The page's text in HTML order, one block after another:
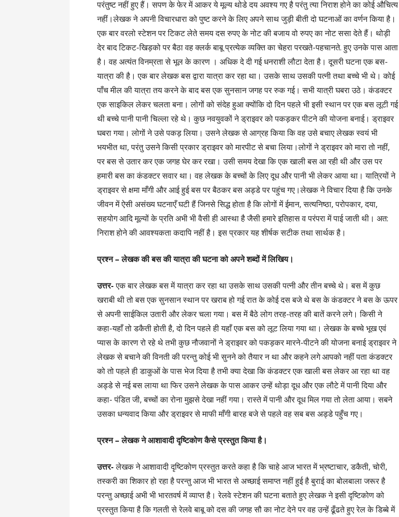
परंतुष्ट नहीं हुए हैं। सपण के फेर में आकर ये मूल्य थोडे दय अवश्य गए है परंतु त्या निराश होने का कोई औचित्य
नहीं।लेखक ने अपनी विचारधारा को पुष्ट करने के लिए अपने साथ जुड़ी बीती दो घटनाओं का वर्णन किया है।
एक बार वरलो स्टेशन पर टिकट लेते समय दस रुपए के नोट की बजाय वो रुपए का नोट ससा देते हैं। थोड़ी
देर बाद टिकट-खिड़को पर बैठा वह क्लर्क बाबू प्रत्येक व्यक्ति का चेहरा परखते-पहचानते. हुए उनके पास आता
है। वह अत्यंत विनम्रता से भूल के कारण । अधिक दे दी गई धनराशी लौटा देता है। दूसरी घटना एक बस-
यात्रा की है। एक बार लेखक बस द्वारा यात्रा कर रहा था। उसके साथ उसकी पत्नी तथा बच्चे भी थे। कोई
पाँच मील की यात्रा तय करने के बाद बस एक सुनसान जगह पर रुक गई। सभी यात्री घबरा उठे। कंडक्टर
एक साइकिल लेकर चलता बना। लोगों को संदेह हुआ क्योंकि दो दिन पहले भी इसी स्थान पर एक बस लूटी गई
थी बच्चे पानी पानी चिल्ला रहे थे। कुछ नवयुवकों ने ड्राइवर को पकड़कर पीटने की योजना बनाई। ड्राइवर
घबरा गया। लोगों ने उसे पकड़ लिया। उसने लेखक से आग्रह किया कि वह उसे बचाए लेखक स्वयं भी
भयभीत था, परंतु उसने किसी प्रकार ड्राइवर को मारपीट से बचा लिया।लोगों ने ड्राइवर को मारा तो नहीं,
पर बस से उतार कर एक जगह घेर कर रखा। उसी समय देखा कि एक खाली बस आ रही थी और उस पर
हमारी बस का कंडक्टर सवार था। वह लेखक के बच्चों के लिए दूध और पानी भी लेकर आया था। यात्रियों ने
ड्राइवर से क्षमा माँगी और आई हुई बस पर बैठकर बस अड्डे पर पहुंच गए।लेखक ने विचार दिया है कि उनके
जीवन में ऐसी असंख्य घटनाएँ घटी हैं जिनसे सिद्ध होता है कि लोगों में ईमान, सत्यनिष्ठा, परोपकार, दया,
सहयोग आदि मूल्यों के प्रति अभी भी वैसी ही आस्था है जैसी हमारे इतिहास व परंपरा में पाई जाती थी। अत:
निराश होने की आवश्यकता कदापि नहीं है। इस प्रकार यह शीर्षक सटीक तथा सार्थक है।
प्रश्न – लेखक की बस की यात्रा की घटना को अपने शब्दों में लिखिय।
उत्तर-एक बार लेखक बस में यात्रा कर रहा था उसके साथ उसकी पत्नी और तीन बच्चे थे। बस में कुछ
खराबी थी तो बस एक सुनसान स्थान पर खराब हो गई रात के कोई दस बजे थे बस के कंडक्टर ने बस के ऊपर
से अपनी साईकिल उतारी और लेकर चला गया। बस में बैठे लोग तरह-तरह की बातें करने लगे। किसी ने
कहा-यहाँ तो डकैती होती है, दो दिन पहले ही यहाँ एक बस को लूट लिया गया था। लेखक के बच्चे भूख एवं
प्यास के कारण रो रहे थे तभी कुछ नौजवानों ने ड्राइवर को पकड़कर मारने-पीटने की योजना बनाई ड्राइवर ने
लेखक से बचाने की विनती की परन्तु कोई भी सुनने को तैयार न था और कहने लगे आपको नहीं पता कंडक्टर
को तो पहले ही डाकुओं के पास भेज दिया है तभी क्या देखा कि कंडक्टर एक खाली बस लेकर आ रहा था वह
अड्डे से नई बस लाया था फिर उसने लेखक के पास आकर उन्हें थोड़ा दूध और एक लौटे में पानी दिया और
कहा- पंडित जी, बच्चों का रोना मुझसे देखा नहीं गया। रास्ते में पानी और दूध मिल गया तो लेता आया। सबने
उसका धन्यवाद किया और ड्राइवर से माफी माँगी बारह बजे से पहले वह सब बस अड्डे पहुँच गए।
प्रश्न – लेखक ने आशावादी दृष्टिकोण कैसे प्रस्तुत किया है।
उत्तर-लेखक ने आशावादी दृष्टिकोण प्रस्तुत करते कहा है कि चाहे आज भारत में भ्रष्टाचार, डकैती, चोरी,
तस्करी का शिकार हो रहा है परन्तु आज भी भारत से अच्छाई समाप्त नहीं हुई है बुराई का बोलबाला जरूर है
परन्तु अच्छाई अभी भी भारतवर्ष में व्याप्त है। रेलवे स्टेशन की घटना बताते हुए लेखक ने इसी दृष्टिकोण को
प्रस्तुत किया है कि गलती से रेलवे बाबू को दस की जगह सौ का नोट देने पर वह उन्हें ढूँढते हुए रेल के डिब्बे में